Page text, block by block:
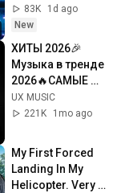
Protection - 417Hz
83K
1d ago
New
ХИТЫ 2026🎉
Музыка в тренде
2026🔥САМЫЕ
ЛУЧШИЕ ПЕСНИ
2026🔥Лучшие
Музыки
UX MUSIC
221K
1mo ago
My First Forced
Landing In My
Helicopter. Very